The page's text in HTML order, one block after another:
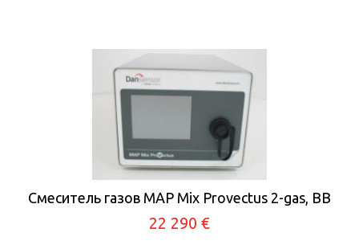
Смеситель газов MAP Mix Provectus 2-gas, BB
22 290 €